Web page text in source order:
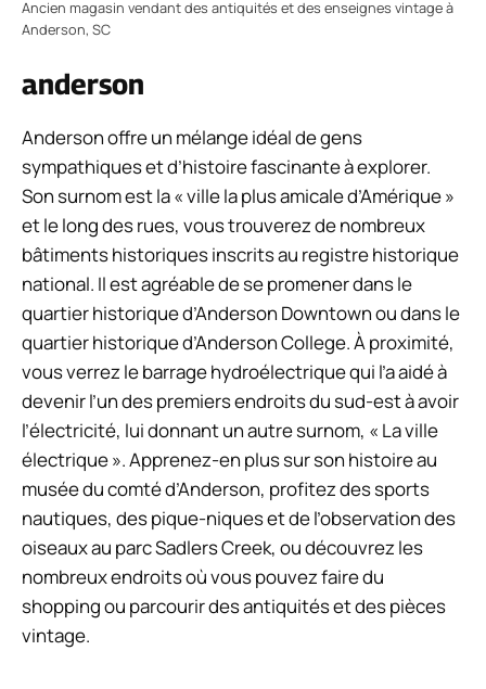
Ancien magasin vendant des antiquités et des enseignes vintage à
Anderson, SC
anderson
Anderson offre un mélange idéal de gens
sympathiques et d’histoire fascinante à explorer.
Son surnom est la « ville la plus amicale d’Amérique »
et le long des rues, vous trouverez de nombreux
bâtiments historiques inscrits au registre historique
national. Il est agréable de se promener dans le
quartier historique d’Anderson Downtown ou dans le
quartier historique d’Anderson College. À proximité,
vous verrez le barrage hydroélectrique qui l’a aidé à
devenir l’un des premiers endroits du sud-est à avoir
l’électricité, lui donnant un autre surnom, « La ville
électrique ». Apprenez-en plus sur son histoire au
musée du comté d’Anderson, profitez des sports
nautiques, des pique-niques et de l’observation des
oiseaux au parc Sadlers Creek, ou découvrez les
nombreux endroits où vous pouvez faire du
shopping ou parcourir des antiquités et des pièces
vintage.